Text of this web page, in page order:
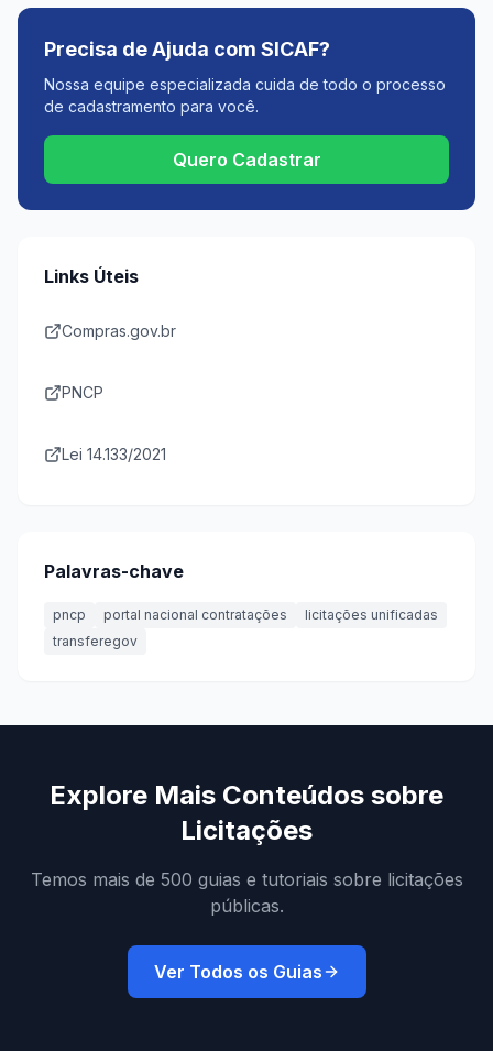
Precisa de Ajuda com SICAF?
Nossa equipe especializada cuida de todo o processo
de cadastramento para você.
Quero Cadastrar
Links Úteis
Compras.gov.br
PNCP
Lei 14.133/2021
Palavras-chave
pncp portal nacional contratações
licitações unificadas
transferegov
Explore Mais Conteúdos sobre
Licitações
Temos mais de 500 guias e tutoriais sobre licitações
públicas.
Ver Todos os Guias